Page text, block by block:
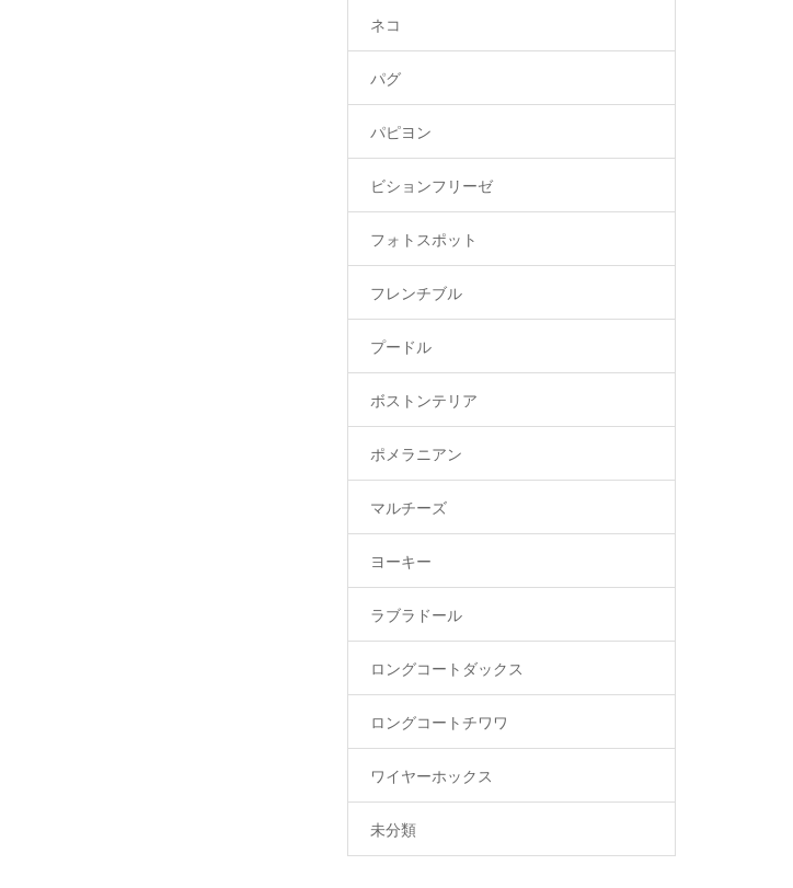
ネコ
パグ
パピヨン
ビションフリーゼ
フォトスポット
フレンチブル
プードル
ボストンテリア
ポメラニアン
マルチーズ
ヨーキー
ラブラドール
ロングコートダックス
ロングコートチワワ
ワイヤーホックス
未分類